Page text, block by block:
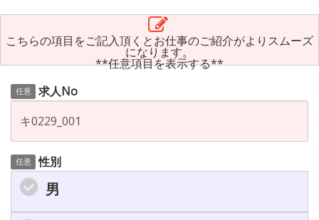
こちらの項目をご記入頂くとお仕事のご紹介がよりスムーズ
になります。
**任意項目を表示する**
任意 求人No
任意 性別
男